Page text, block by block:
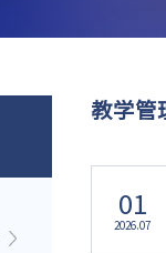
教学管
01
2026.07